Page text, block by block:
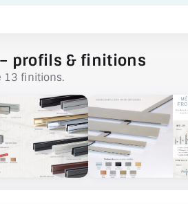
profils & finitions
13 finitions.